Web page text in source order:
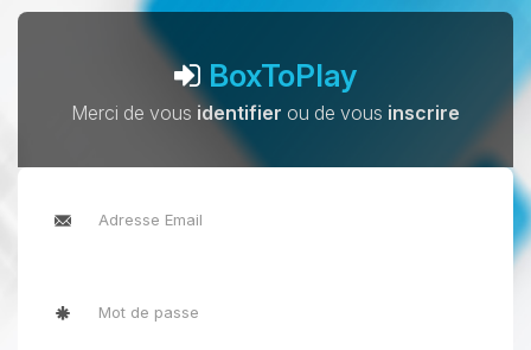
BoxToPlay
Merci de vous identifier ou de vous inscrire